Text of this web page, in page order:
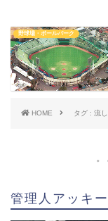
野球場・ボールパーク
HOME タグ : 流
管理人アッキ